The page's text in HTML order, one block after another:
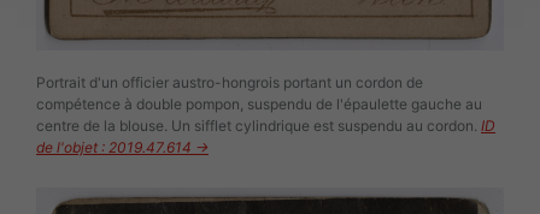
Portrait d'un officier austro-hongrois portant un cordon de
compétence à double pompon, suspendu de l'épaulette gauche au
centre de la blouse. Un sifflet cylindrique est suspendu au cordon. ID
de l'objet : 2019.47.614 →
Image(s)